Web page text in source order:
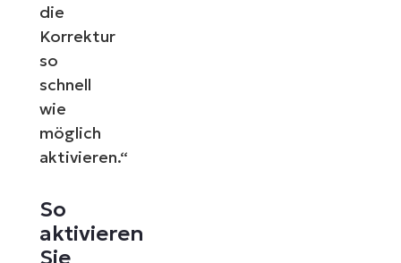
die
Korrektur
so
schnell
wie
möglich
aktivieren.“
So
aktivieren